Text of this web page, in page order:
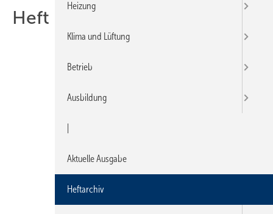
Heft 13-2014
Heizung
Klima und Lüftung
Betrieb
Ausbildung
Aktuelle Ausgabe
Heftarchiv